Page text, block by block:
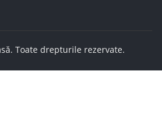
Toate drepturile rezervate.